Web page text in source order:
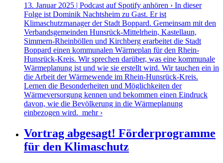
13. Januar 2025 | Podcast auf Spotify anhören › In dieser
Folge ist Dominik Nachtsheim zu Gast. Er ist
Klimaschutzmanager der Stadt Boppard. Gemeinsam mit den
Verbandsgemeinden Hunsrück-Mittelrhein, Kastellaun,
Simmern-Rheinböllen und Kirchberg erarbeitet die Stadt
Boppard einen kommunalen Wärmeplan für den Rhein-
Hunsrück-Kreis. Wir sprechen darüber, was eine kommunale
Wärmeplanung ist und wie sie erstellt wird. Wir tauchen ein in
die Arbeit der Wärmewende im Rhein-Hunsrück-Kreis.
Lernen die Besonderheiten und Möglichkeiten der
Wärmeversorgung kennen und bekommen einen Eindruck
davon, wie die Bevölkerung in die Wärmeplanung
einbezogen wird. mehr ›
Vortrag abgesagt! Förderprogramme
für den Klimaschutz